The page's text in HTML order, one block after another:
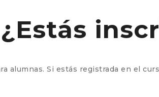
¿Estás
alumnas. Si estás registrada en el